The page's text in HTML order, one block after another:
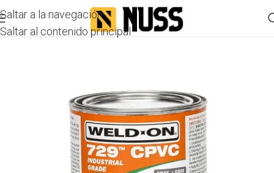
Saltar a la navegación
Saltar al contenido principal